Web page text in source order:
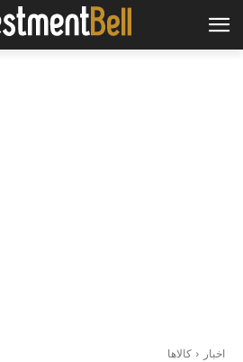
اخبار کالاها